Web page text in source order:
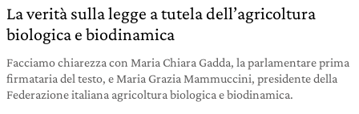
La verità sulla legge a tutela dell’agricoltura
biologica e biodinamica
Facciamo chiarezza con Maria Chiara Gadda, la parlamentare prima
firmataria del testo, e Maria Grazia Mammuccini, presidente della
Federazione italiana agricoltura biologica e biodinamica.